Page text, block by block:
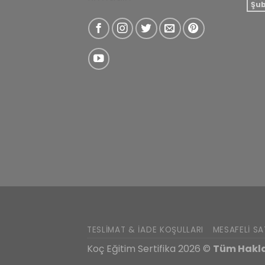
Şub
TESLIMAT & İADE KOŞULLARI MESAFELI
Koç Eğitim Sertifika 2026 © Tüm